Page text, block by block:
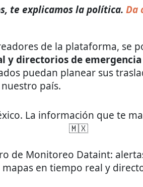
te explicamos la política. Da
de la plataforma, se
y directorios de
puedan planear sus
país.
La información que te
🇲🇽
de Monitoreo Dataint:
mapas en tiempo real y